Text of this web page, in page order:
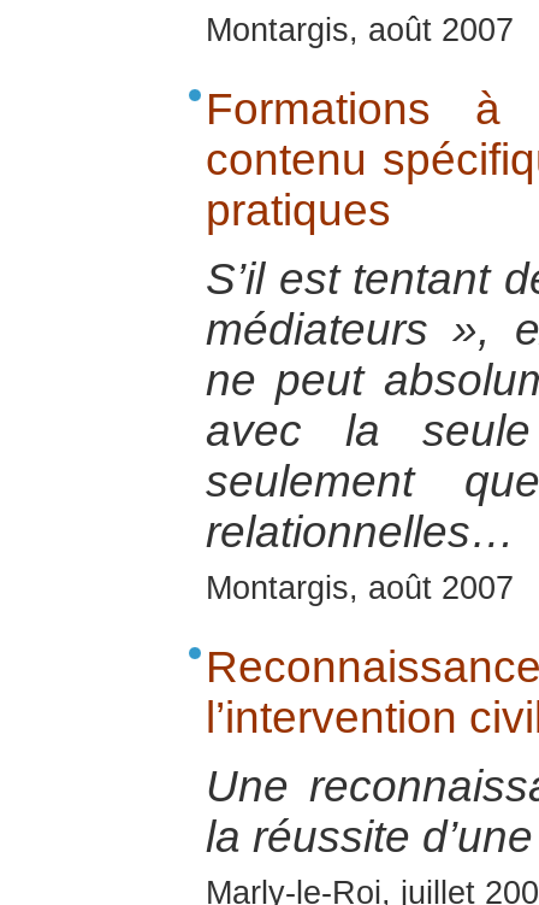
Montargis, août 2007
Formations
contenu
pratiques
S’il est tentant
médiateurs »,
ne peut
avec la
seulement
relationnelles…
Montargis, août 2007
l’intervention
Une
la réussite
Marly-le-Roi, juillet